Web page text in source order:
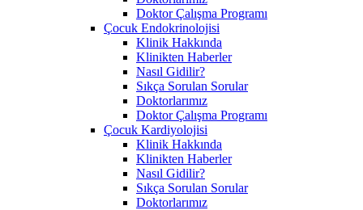
Doktor Çalışma Programı
Çocuk Endokrinolojisi
Klinik Hakkında
Klinikten Haberler
Nasıl Gidilir?
Sıkça Sorulan Sorular
Doktorlarımız
Doktor Çalışma Programı
Çocuk Kardiyolojisi
Klinik Hakkında
Klinikten Haberler
Nasıl Gidilir?
Sıkça Sorulan Sorular
Doktorlarımız